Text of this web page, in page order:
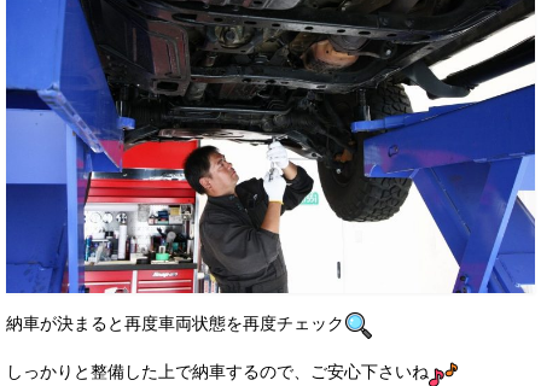
納車が決まると再度車両状態を再度チェック
しっかりと整備した上で納車するので、ご安心下さいね